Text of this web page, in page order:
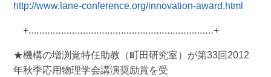
http://www.lane-conference.org/innovation-award.html
+‥‥‥‥‥‥‥‥‥‥‥‥‥‥‥‥‥‥‥‥‥‥‥‥‥‥‥‥‥‥‥‥‥‥+
★機構の増渕覚特任助教（町田研究室）が第33回2012
年秋季応用物理学会講演奨励賞を受